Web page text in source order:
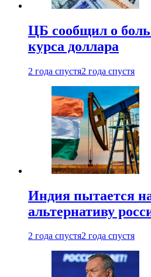
ЦБ сообщил о
курса доллара
2 года спустя2 года спустя
Индия пытается
альтернативу
2 года спустя2 года спустя